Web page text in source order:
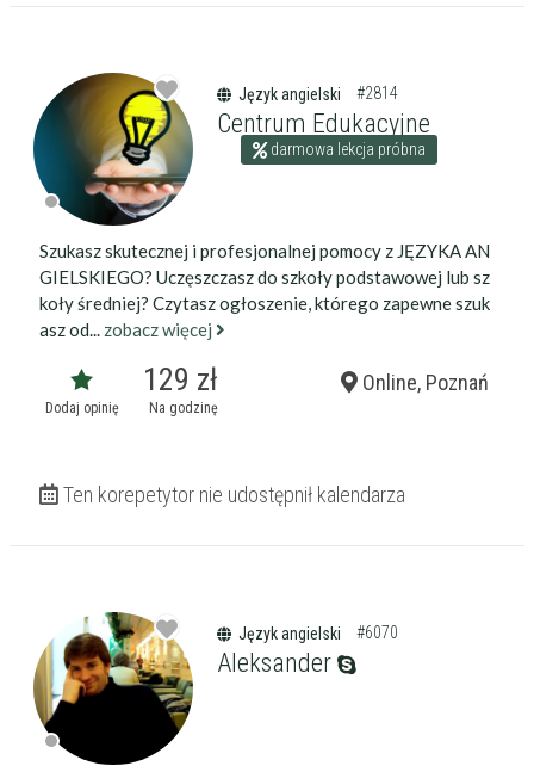
Zakres nauczania
Nauczanie przedszkolne
Szkoła podstawowa
Gimnazjum
Liceum
Przygotowania do matury
Przygotowania do studiów
Studia
Miejsce korepetycji
u ucznia
u korepetytora
online
Wykształcenie
korepetytora
Minimum
Doświadczenie
korepetytora
Płeć korepetytora
bez znaczenia
kobieta
mężczyzna
Język angielski #2814
Centrum Edukacyjne
darmowa lekcja próbna
Szukasz skutecznej i profesjonalnej pomocy z JĘZYKA AN
GIELSKIEGO? Uczęszczasz do szkoły podstawowej lub sz
koły średniej? Czytasz ogłoszenie, którego zapewne szuk
asz od... zobacz więcej
Dodaj opinię
129 zł
Na godzinę
Online, Poznań
Ten korepetytor nie udostępnił kalendarza
Język angielski #6070
Aleksander